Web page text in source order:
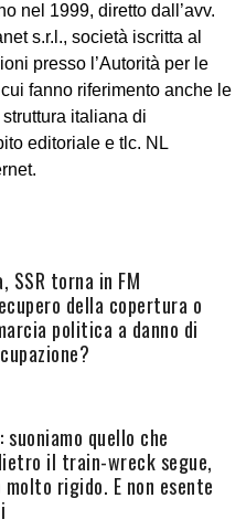
nel 1999, diretto dall’avv.
s.r.l., società iscritta al
presso l’Autorità per le
fanno riferimento anche le
italiana di
editoriale e tlc. NL
SSR torna in FM
della copertura o
politica a danno di
suoniamo quello che
il train-wreck segue,
rigido. E non esente